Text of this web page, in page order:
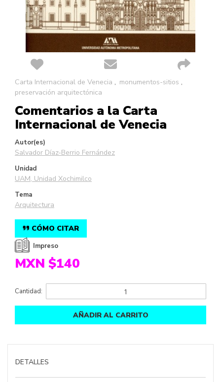
Saltar
galería
imágenes
Carta Internacional de Venecia
monumentos-sitios
preservación arquitectónica
Comentarios a la Carta
Internacional de Venecia
Autor(es)
Salvador Díaz-Berrio Fernández
Unidad
UAM, Unidad Xochimilco
Tema
Arquitectura
CÓMO CITAR
Impreso
MXN $140
Cantidad:
AÑADIR AL CARRITO
DETALLES